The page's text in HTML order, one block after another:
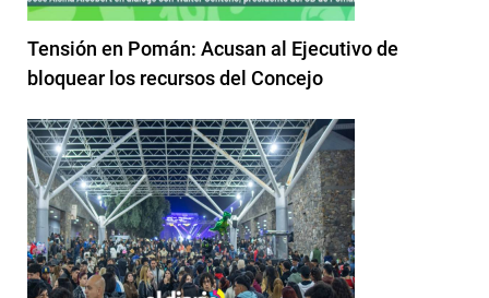
Tensión en Pomán: Acusan al Ejecutivo de
bloquear los recursos del Concejo